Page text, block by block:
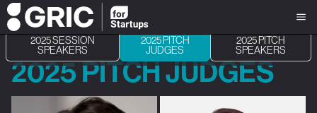
2025 SESSION
SPEAKERS
2025 PITCH
JUDGES
2025 PITCH
SPEAKERS
2025 PITCH JUDGES